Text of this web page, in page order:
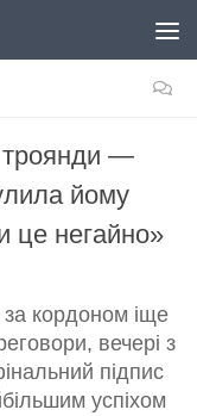
троянди —
йому
це негайно»
кордоном іще
вечері з
підпис
успіхом